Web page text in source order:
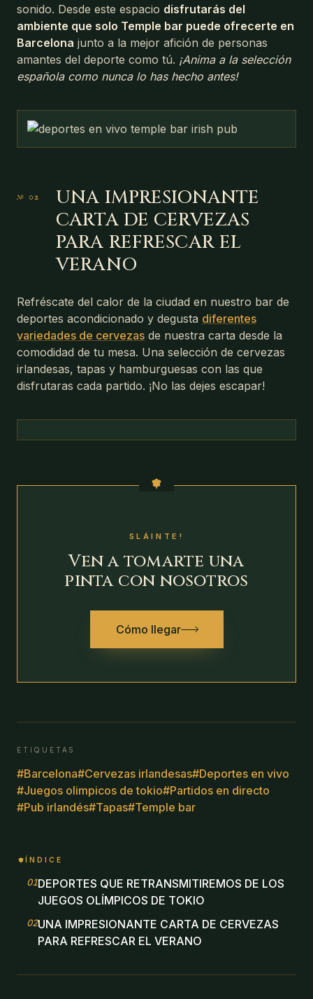
sonido. Desde este espacio disfrutarás del
ambiente que solo Temple bar puede ofrecerte en
Barcelona junto a la mejor afición de personas
amantes del deporte como tú. ¡Anima a la selección
española como nunca lo has hecho antes!
UNA IMPRESIONANTE
CARTA DE CERVEZAS
PARA REFRESCAR EL
VERANO
Refréscate del calor de la ciudad en nuestro bar de
deportes acondicionado y degusta diferentes
variedades de cervezas de nuestra carta desde la
comodidad de tu mesa. Una selección de cervezas
irlandesas, tapas y hamburguesas con las que
disfrutaras cada partido. ¡No las dejes escapar!
SLÁINTE!
Ven a tomarte una
pinta con nosotros
Cómo llegar
ETIQUETAS
#Barcelona#Cervezas irlandesas#Deportes en vivo
#Juegos olimpicos de tokio#Partidos en directo
#Pub irlandés#Tapas#Temple bar
ÍNDICE
01.DEPORTES QUE RETRANSMITIREMOS DE LOS
JUEGOS OLÍMPICOS DE TOKIO
02.UNA IMPRESIONANTE CARTA DE CERVEZAS
PARA REFRESCAR EL VERANO